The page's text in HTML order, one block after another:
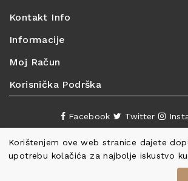
Korištenjem ove web stranice dajete
upotrebu kolačića za najbolje iskustvo
Kontakt Info
Informacije
Moj Račun
Korisnička Podrška
Facebook Twitter